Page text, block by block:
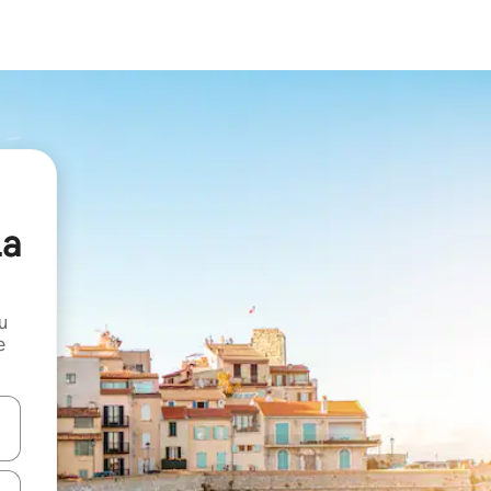
клавишите със стрелки нагоре и надолу или навигирайте с